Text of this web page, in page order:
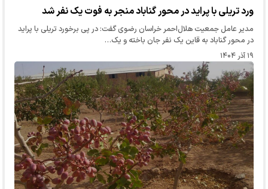
ورد تریلی با پراید در محور گناباد منجر به فوت یک نفر شد
مدیر عامل جمعیت هلال‌احمر خراسان رضوی گفت: در پی برخورد تریلی با پراید
در محور گناباد به قاین یک نفر جان باخته و یک…
۱۹ آذر ۱۴۰۴